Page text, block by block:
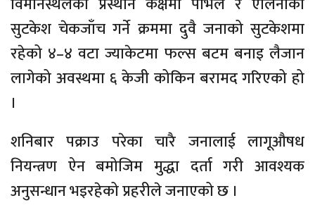
सुटकेश चेकजाँच गर्ने क्रममा दुवै जनाको सुटकेशमा
रहेको ४–४ वटा ज्याकेटमा फल्स बटम बनाइ लैजान
लागेको अवस्थमा ६ केजी कोकिन बरामद गरिएको हो
।
शनिबार पक्राउ परेका चारै जनालाई लागूऔषध
नियन्त्रण ऐन बमोजिम मुद्धा दर्ता गरी आवश्यक
अनुसन्धान भइरहेको प्रहरीले जनाएको छ ।